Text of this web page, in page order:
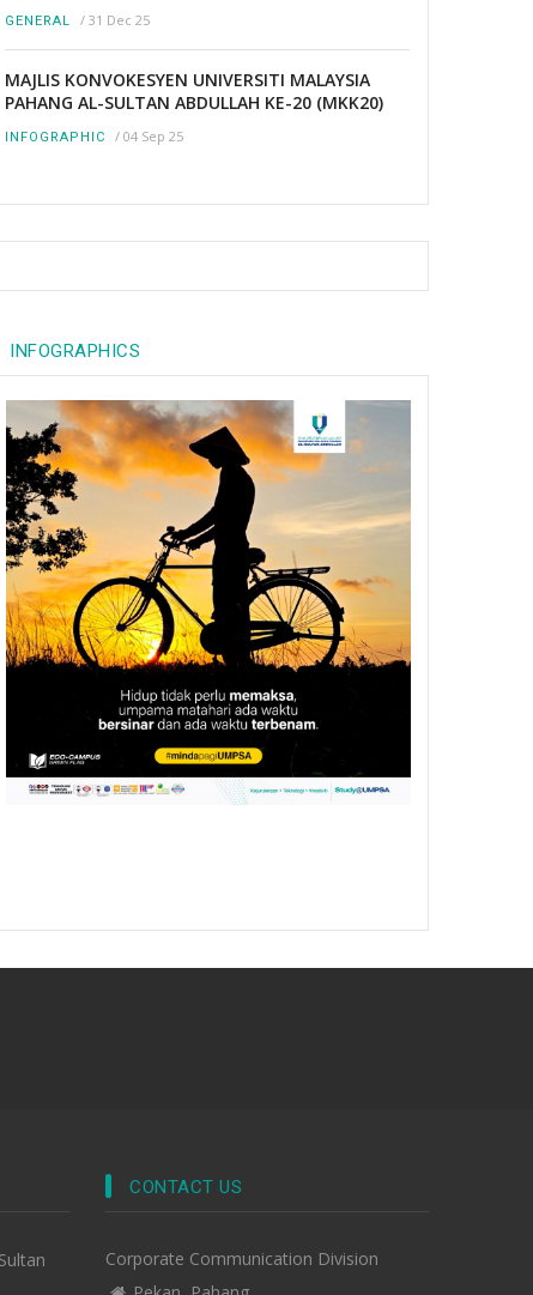
GENERAL / 31 Dec 25
MAJLIS KONVOKESYEN UNIVERSITI MALAYSIA
PAHANG AL-SULTAN ABDULLAH KE-20 (MKK20)
INFOGRAPHIC / 04 Sep 25
INFOGRAPHICS
CONTACT US
Corporate Communication Division